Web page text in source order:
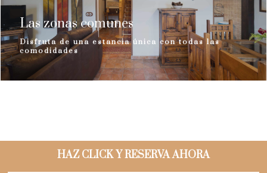
Las zonas comunes
Disfruta de una estancia única con todas las
comodidades
HAZ CLICK Y RESERVA AHORA